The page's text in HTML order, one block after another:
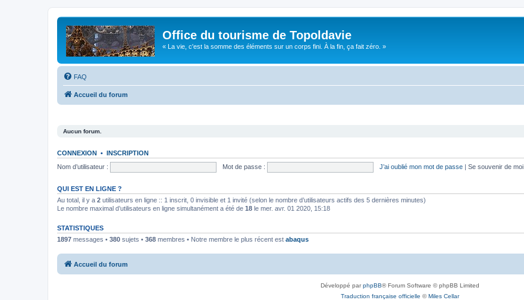
Office du tourisme de Topoldavie
« La vie, c'est la somme des éléments sur un corps fini. À la fin, ça fait zéro. »
FAQ
Accueil du forum
Aucun forum.
CONNEXION • INSCRIPTION
Nom d’utilisateur :
Mot de passe : J’ai oublié mon mot de passe | Se souvenir de moi
QUI EST EN LIGNE ?
Au total, il y a 2 utilisateurs en ligne :: 1 inscrit, 0 invisible et 1 invité (selon le nombre d’utilisateurs actifs des 5 dernières minutes)
Le nombre maximal d’utilisateurs en ligne simultanément a été de 18 le mer. avr. 01 2020, 15:18
STATISTIQUES
1897 messages • 380 sujets • 368 membres • Notre membre le plus récent est abaqus
Accueil du forum
Développé parphpBB® Forum Software © phpBB Limited
Traduction française officielle ©Miles Cellar